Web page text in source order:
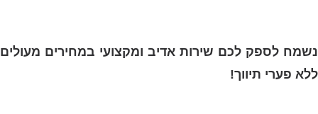
נשמח לספק לכם שירות אדיב ומקצועי במחירים מעולים
ללא פערי תיווך!